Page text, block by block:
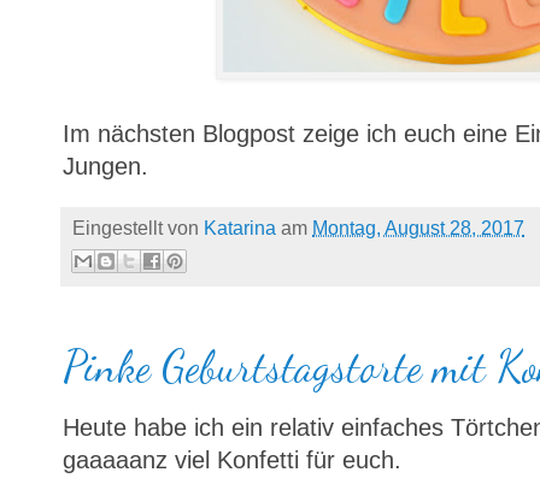
Im nächsten Blogpost zeige ich euch eine
Jungen.
Eingestellt von Katarina am Montag, August 28, 2017
Pinke Geburtstagstorte mit
Heute habe ich ein relativ einfaches
gaaaaanz viel Konfetti für euch.